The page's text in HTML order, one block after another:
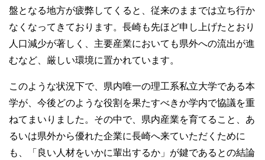
盤となる地方が疲弊してくると、従来のままでは立ち行か
なくなってきております。長崎も先ほど申し上げたとおり
人口減少が著しく、主要産業においても県外への流出が進
むなど、厳しい環境に置かれています。
このような状況下で、県内唯一の理工系私立大学である本
学が、今後どのような役割を果たすべきか学内で協議を重
ねてまいりました。その中で、県内産業を育てること、あ
るいは県外から優れた企業に長崎へ来ていただくために
も、「良い人材をいかに輩出するか」が鍵であるとの結論